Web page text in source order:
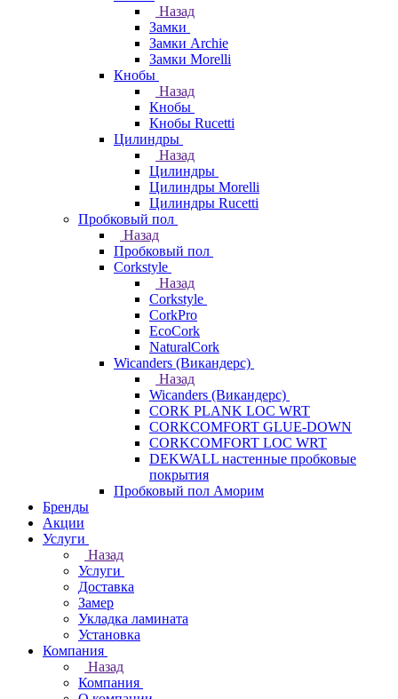
Назад
Замки
Замки Archie
Замки Morelli
Кнобы
Назад
Кнобы
Кнобы Rucetti
Цилиндры
Назад
Цилиндры
Цилиндры Morelli
Цилиндры Rucetti
Пробковый пол
Назад
Пробковый пол
Corkstyle
Назад
Corkstyle
CorkPro
EcoCork
NaturalCork
Wicanders (Викандерс)
Назад
Wicanders (Викандерс)
CORK PLANK LOC WRT
CORKCOMFORT GLUE-DOWN
CORKCOMFORT LOC WRT
DEKWALL настенные пробковые
покрытия
Пробковый пол Аморим
Бренды
Акции
Услуги
Назад
Услуги
Доставка
Замер
Укладка ламината
Установка
Компания
Назад
Компания